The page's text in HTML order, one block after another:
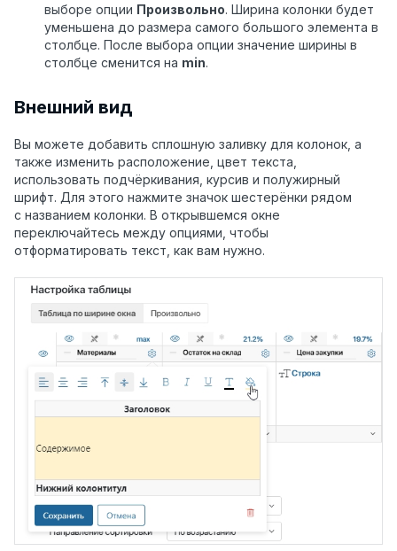
выборе опции Произвольно. Ширина колонки будет
уменьшена до размера самого большого элемента в
столбце. После выбора опции значение ширины в
столбце сменится на min.
Внешний вид
Вы можете добавить сплошную заливку для колонок, а
также изменить расположение, цвет текста,
использовать подчёркивания, курсив и полужирный
шрифт. Для этого нажмите значок шестерёнки рядом
с названием колонки. В открывшемся окне
переключайтесь между опциями, чтобы
отформатировать текст, как вам нужно.